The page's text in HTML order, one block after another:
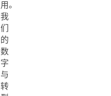
用。
我
们
的
数
字
与
转